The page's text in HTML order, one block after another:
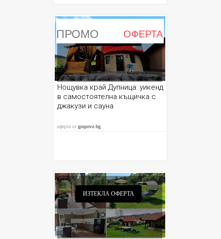
ПРОМО ОФЕРТА
ИЗТЕКЛА ОФЕРТА
Нощувка край Дупница: уикенд
в самостоятелна къщичка с
джакузи и сауна
оферта отgrupovo.bg
ИЗТЕКЛА ОФЕРТА